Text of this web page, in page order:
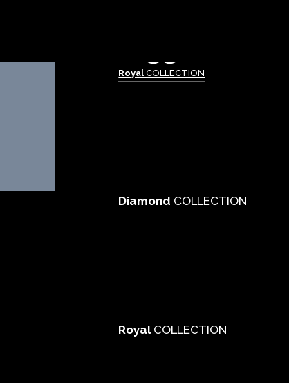
RoyalCOLLECTION
Diamond COLLECTION
RoyalCOLLECTION